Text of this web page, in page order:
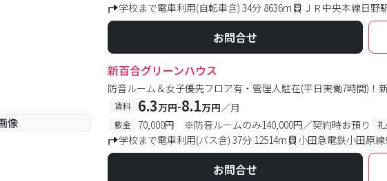
学校まで電車利用(自転車含) 34分 8636m
ＪＲ中央本線日野
お問合せ
新百合グリーンハウス
防音ルーム＆女子優先フロア有・管理人駐在(平日実働7時間)！
賃料 6.3万円-8.1万円／月
敷金 70,000円 ※防音ルームのみ140,000円／契約時お預り
学校まで電車利用(バス含) 37分 12514m 小田急電鉄小田原
お問合せ